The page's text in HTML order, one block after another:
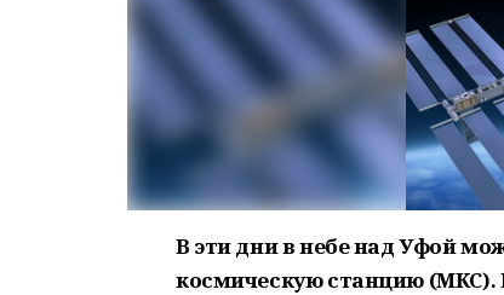
В эти дни в небе над Уфой
космическую станцию (МКС).